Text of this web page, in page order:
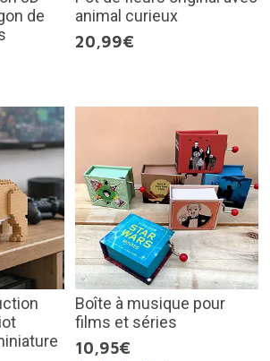
de
animal curieux
20,99€
Boîte à musique pour
films et séries
10,95€